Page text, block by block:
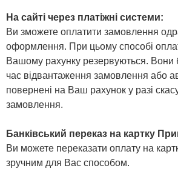
На сайті через платіжні системи:
Ви зможете оплатити замовлення
оформлення. При цьому способі
Вашому рахунку резервуються. Вони
час відвантаження замовлення або
повернені на Ваш рахунок у разі
замовлення.
Банківський переказ на картку
Ви можете переказати оплату на
зручним для Вас способом.